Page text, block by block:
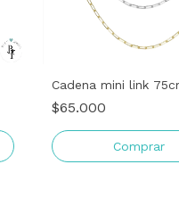
Cadena mini link
$65.000
Comprar